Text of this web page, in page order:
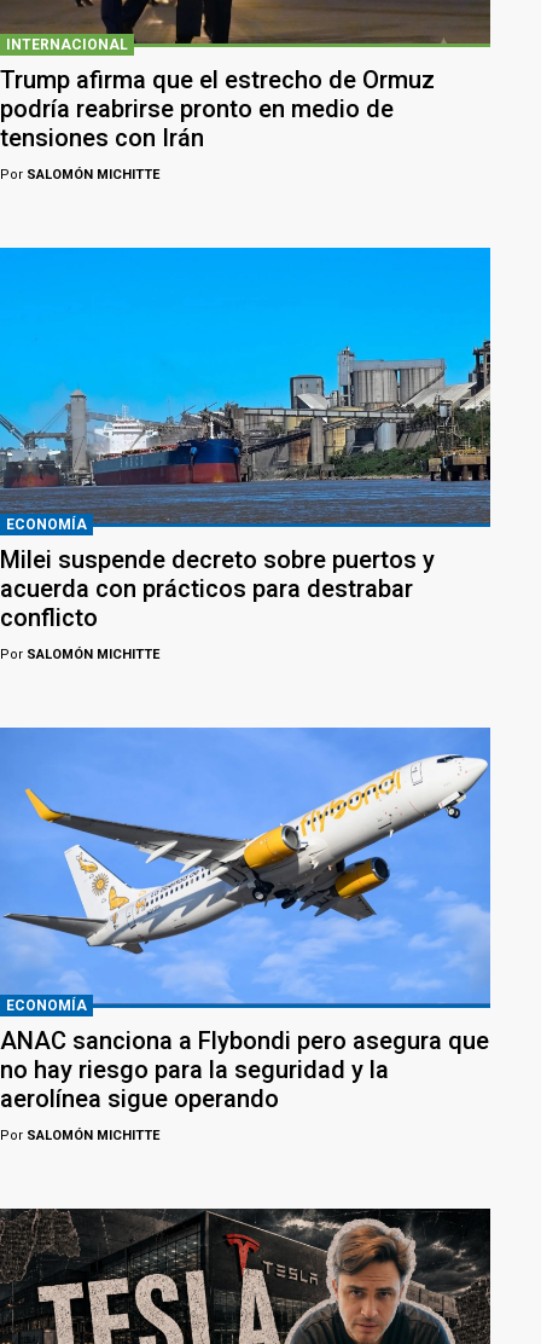
INTERNACIONAL
Trump afirma que el estrecho de Ormuz
podría reabrirse pronto en medio de
tensiones con Irán
Por SALOMÓN MICHITTE
ECONOMÍA
Milei suspende decreto sobre puertos y
acuerda con prácticos para destrabar
conflicto
Por SALOMÓN MICHITTE
ECONOMÍA
ANAC sanciona a Flybondi pero asegura que
no hay riesgo para la seguridad y la
aerolínea sigue operando
Por SALOMÓN MICHITTE